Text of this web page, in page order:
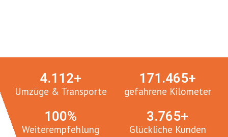
Umzüge & Transporte
4.112+
gefahrene Kilometer
171.465+
Weiterempfehlung
100%
Glückliche Kunden
3.765+